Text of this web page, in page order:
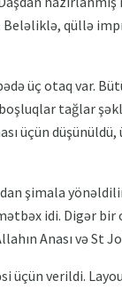
Beləliklə, qüllə
üç otaq var.
boşluqlar tağlar
üçün
şimala
idi. Digər
Anası və St
üçün verildi.